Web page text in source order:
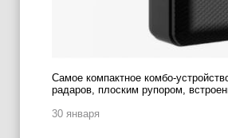
Самое компактное комбо-
радаров, плоским рупором,
30 января